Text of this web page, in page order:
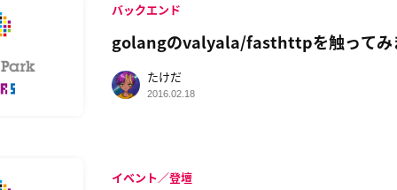
golangのvalyala/fasthttpを触ってみ
バックエンド
たけだ
2016.02.18
イベント／登壇